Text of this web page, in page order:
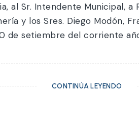
al Sr. Intendente Municipal,
y los Sres. Diego Modón,
de setiembre del corriente
CONTINÚA LEYENDO